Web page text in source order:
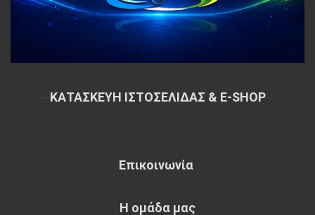
ΚΑΤΑΣΚΕΥΗ ΙΣΤΟΣΕΛΙΔΑΣ & E-SHOP~
Επικοινωνία
Η ομάδα μας